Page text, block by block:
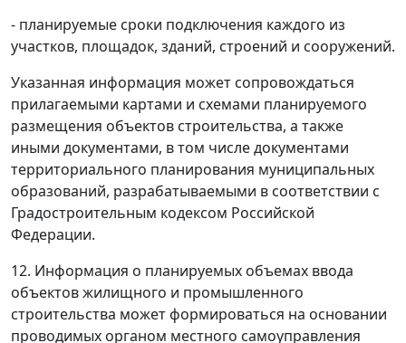
- планируемые сроки подключения каждого из
участков, площадок, зданий, строений и сооружений.
Указанная информация может сопровождаться
прилагаемыми картами и схемами планируемого
размещения объектов строительства, а также
иными документами, в том числе документами
территориального планирования муниципальных
образований, разрабатываемыми в соответствии с
Градостроительным кодексом Российской
Федерации.
12. Информация о планируемых объемах ввода
объектов жилищного и промышленного
строительства может формироваться на основании
проводимых органом местного самоуправления